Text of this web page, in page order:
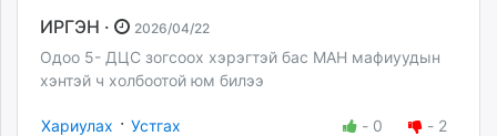
ИРГЭН · 2026/04/22
Одоо 5- ДЦС зогсоох хэрэгтэй бас МАН мафиуудын
хэнтэй ч холбоотой юм билээ
Хариулах · Устгах - 0 - 2